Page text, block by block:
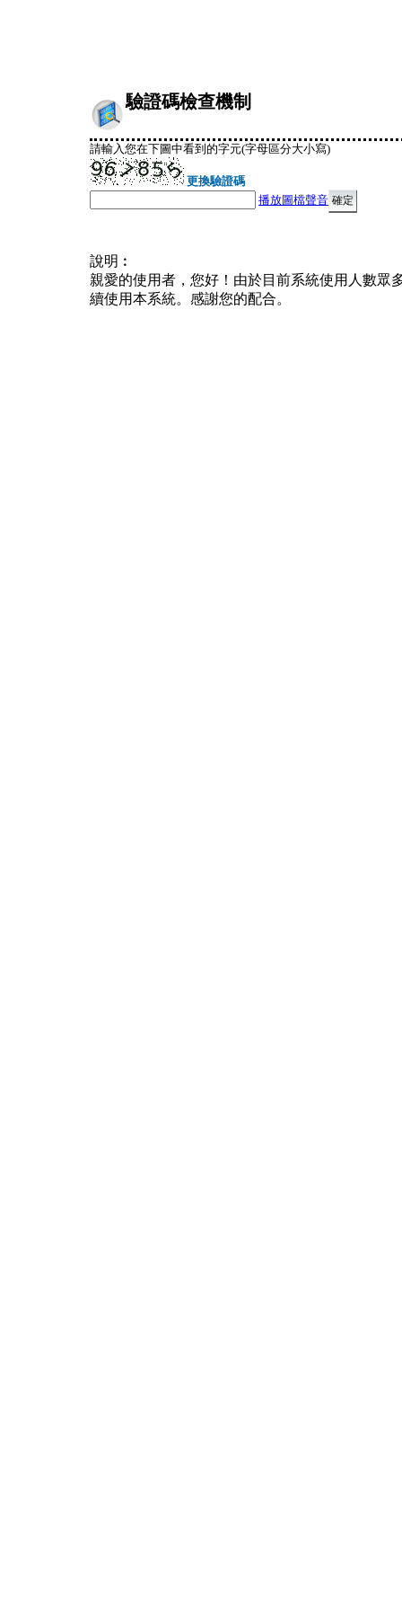
驗證碼檢查機制
請輸入您在下圖中看到的字元(字母區分大小寫)
更換驗證碼
播放圖檔聲音
說明︰
親愛的使用者，您好！由於目前系統使用人數眾
續使用本系統。感謝您的配合。